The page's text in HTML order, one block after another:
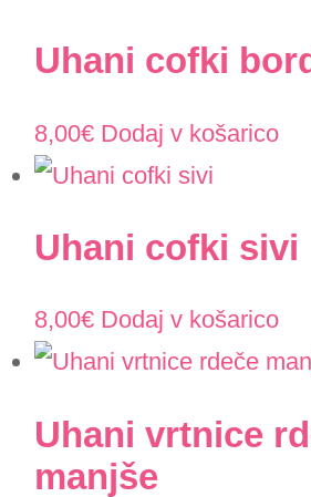
Uhani cofki
8,00€ Dodaj v košarico
Uhani cofki sivi
8,00€ Dodaj v košarico
Uhani vrtnice
manjše